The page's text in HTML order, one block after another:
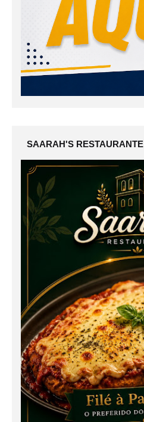
SAARAH'S RESTAURANTE